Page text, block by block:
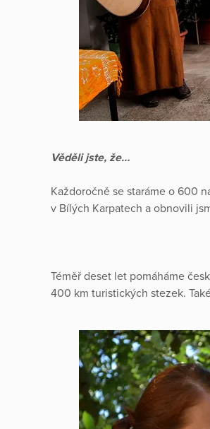
Věděli jste, že…
Každoročně se staráme o 600
v Bílých Karpatech a obnovili
Téměř deset let pomáháme
400 km turistických stezek.